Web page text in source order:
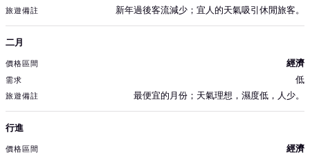
新年過後客流減少；宜人的天氣吸引休閒旅客。
二月
經濟
低
最便宜的月份；天氣理想，濕度低，人少。
行進
經濟